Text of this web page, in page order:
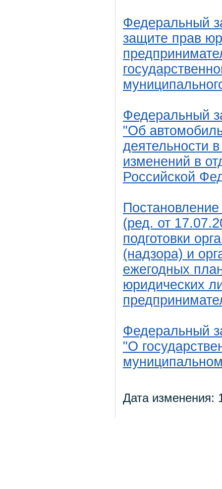
Федеральный
защите прав
Федеральный
"Об
деятельности
изменений в
Российской
(ред. от
подготовки
(надзора) и
ежегодных
юридических
Федеральный
"О
Дата изменения: